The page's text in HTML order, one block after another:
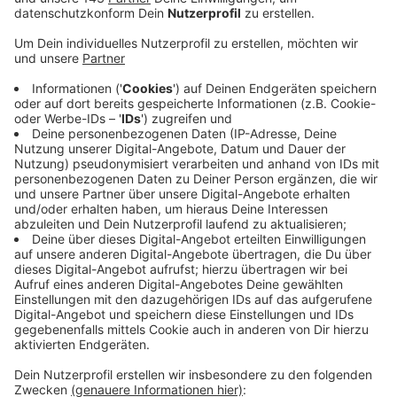
Sabotageaktion gehandelt haben. Die Polizei Köln
bestätigt, dass sich am Sonntag Unbekannte
Zugang zu Stellwerken in NRW verschafft haben
und dort Anlagen manipuliert haben. In einem
Stellwerk in Leverkusen sollen sie mehrere
Notausschalter betätigt und damit Teile des
Schienennetzes stromlos gestellt haben. Mehrere
Züge wurden deshalb automatisch gestoppt und
es gab Signalstörungen. Die Polizei prüft einen
Zusammenhang mit weiteren Vorfällen am
Sonntag an Stellwerken in Essen-Kray, Essen-
Stadtwald und Schwelm. Ermittelt wird wegen
gefährlichen Eingriffs in den Bahnverkehr. Die
Hintergründe seien derzeit nicht bekannt, so die
Behörden.
Veröffentlicht:Montag, 30.01.2023 15:12